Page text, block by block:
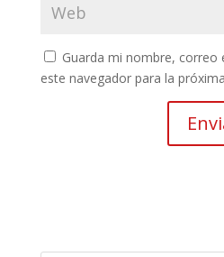
Guarda mi nombre, correo
este navegador para la